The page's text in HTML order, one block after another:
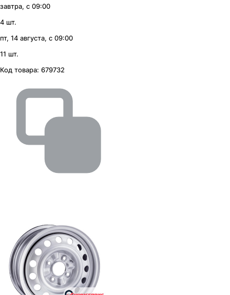
завтра, с 09:00
4 шт.
пт, 14 августа, с 09:00
11 шт.
Код товара: 679732